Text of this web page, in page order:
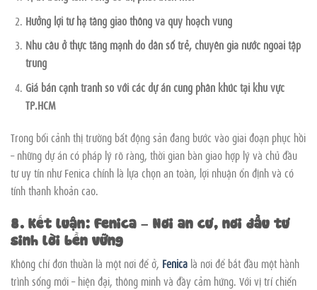
Hưởng lợi từ hạ tầng giao thông và quy hoạch vùng
Nhu cầu ở thực tăng mạnh do dân số trẻ, chuyên gia nước ngoài tập
trung
Giá bán cạnh tranh so với các dự án cùng phân khúc tại khu vực
TP.HCM
Trong bối cảnh thị trường bất động sản đang bước vào giai đoạn phục hồi
– những dự án có pháp lý rõ ràng, thời gian bàn giao hợp lý và chủ đầu
tư uy tín như Fenica chính là lựa chọn an toàn, lợi nhuận ổn định và có
tính thanh khoản cao.
8. Kết luận: Fenica – Nơi an cư, nơi đầu tư
sinh lời bền vững
Không chỉ đơn thuần là một nơi để ở, Fenica là nơi để bắt đầu một hành
trình sống mới – hiện đại, thông minh và đầy cảm hứng. Với vị trí chiến